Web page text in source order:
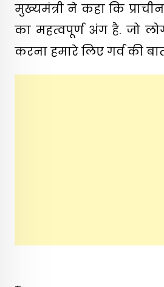
मुख्यमंत्री ने कहा कि
का महत्वपूर्ण अंग है. जो
करना हमारे लिए गर्व की